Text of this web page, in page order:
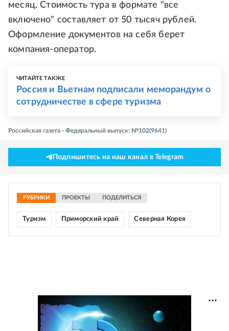
месяц. Стоимость тура в формате "все
включено" составляет от 50 тысяч рублей.
Оформление документов на себя берет
компания-оператор.
ЧИТАЙТЕ ТАКЖЕ
Россия и Вьетнам подписали меморандум о
сотрудничестве в сфере туризма
Российская газета - Федеральный выпуск: №102(9641)
Подпишитесь на наш канал в Telegram
РУБРИКИ ПРОЕКТЫ ПОДЕЛИТЬСЯ
Туризм Приморский край Северная Корея